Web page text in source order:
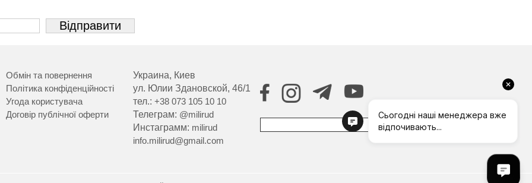
Обмін та повернення
Політика конфіденційності
Угода користувача
Договір публічної оферти
Украина, Киев
ул. Юлии Здановской, 46/1
тел.: +38 073 105 10 10
Телеграм: @milirud
Инстаграмм: milirud
info.milirud@gmail.com